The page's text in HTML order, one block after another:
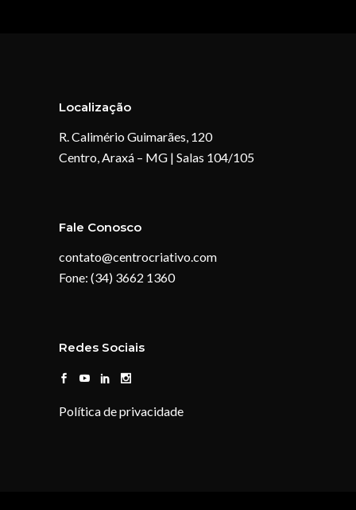
Localização
R. Calimério Guimarães, 120
Centro, Araxá – MG | Salas 104/105
Fale Conosco
contato@centrocriativo.com
Fone: (34) 3662 1360
Redes Sociais
Política de privacidade